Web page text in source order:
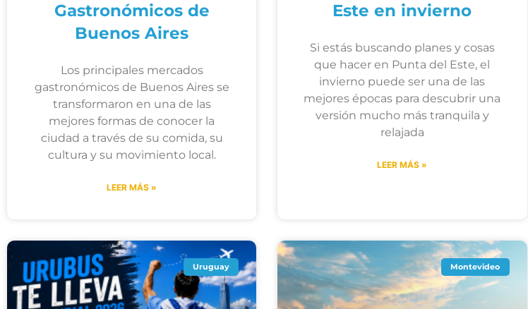
Gastronómicos de
Buenos Aires
Los principales mercados
gastronómicos de Buenos Aires se
transformaron en una de las
mejores formas de conocer la
ciudad a través de su comida, su
cultura y su movimiento local.
LEER MÁS »
Este en invierno
Si estás buscando planes y cosas
que hacer en Punta del Este, el
invierno puede ser una de las
mejores épocas para descubrir una
versión mucho más tranquila y
relajada
LEER MÁS »
Uruguay Montevideo